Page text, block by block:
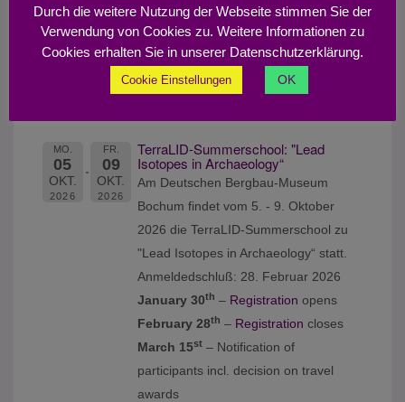
"ARCHÄOMETRIE UND
DENKMALPFLEGE 2023"
Workshops:
MO.
05
OKT.
2026
FR.
09
OKT.
2026
TerraLID-Summerschool: "Lead
Isotopes in Archaeology“
Am Deutschen Bergbau-Museum
Bochum findet vom 5. - 9. Oktober
2026 die TerraLID-Summerschool zu
"Lead Isotopes in Archaeology“ statt.
Anmeldedschluß: 28. Februar 2026
January 30th – Registration opens
February 28th – Registration closes
March 15st – Notification of
participants incl. decision on travel
awards
Durch die weitere Nutzung der Webseite stimmen Sie der
Verwendung von Cookies zu. Weitere Informationen zu
Cookies erhalten Sie in unserer Datenschutzerklärung.
Cookie Einstellungen OK